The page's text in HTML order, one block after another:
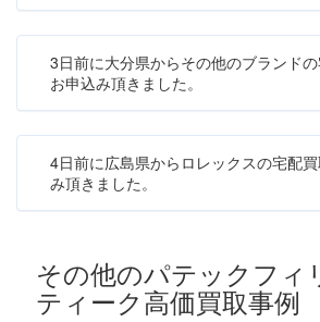
3日前に大分県からその他のブランド
お申込み頂きました。
4日前に広島県からロレックスの宅配
み頂きました。
その他のパテックフィ
ティーク高価買取事例